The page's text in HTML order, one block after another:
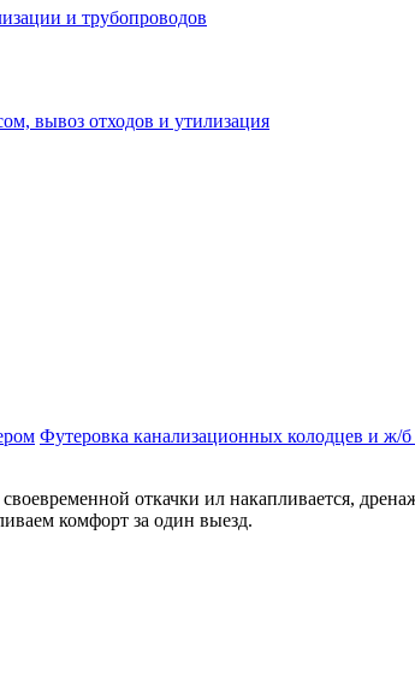
и трубопроводов
вывоз отходов и утилизация
Футеровка канализационных колодцев и ж/б
откачки ил накапливается,
комфорт за один выезд.